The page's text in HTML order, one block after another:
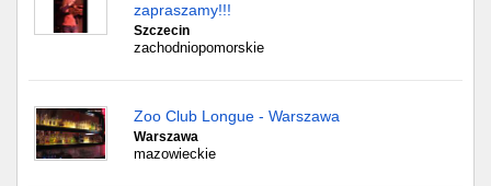
zapraszamy!!!
Szczecin
zachodniopomorskie
Zoo Club Longue - Warszawa
Warszawa
mazowieckie